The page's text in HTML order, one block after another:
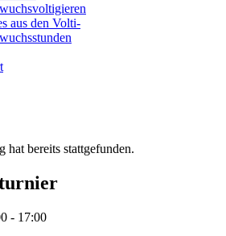
aus den Volti-
hat bereits stattgefunden.
- 17:00